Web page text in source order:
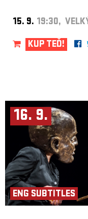
15. 9. 19:30,
KUP TEĎ!
16. 9.
ENG SUBTITLES